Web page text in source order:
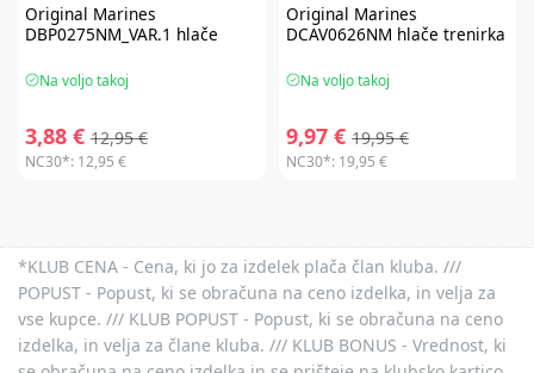
Original Marines
DBP0275NM_VAR.1 hlače
Na voljo takoj
3,88 € 12,95 €
NC30*: 12,95 €
Original Marines
DCAV0626NM hlače trenirka
Na voljo takoj
9,97 € 19,95 €
NC30*: 19,95 €
*KLUB CENA - Cena, ki jo za izdelek plača član kluba. ///
POPUST - Popust, ki se obračuna na ceno izdelka, in velja za
vse kupce. /// KLUB POPUST - Popust, ki se obračuna na ceno
izdelka, in velja za člane kluba. /// KLUB BONUS - Vrednost, ki